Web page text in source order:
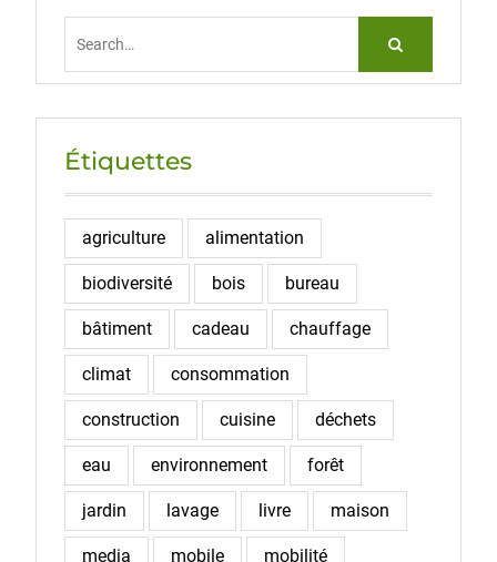
Étiquettes
agriculture alimentation
biodiversité bois bureau
bâtiment cadeau chauffage
climat consommation
construction cuisine déchets
eau environnement forêt
jardin lavage livre maison
media mobile mobilité